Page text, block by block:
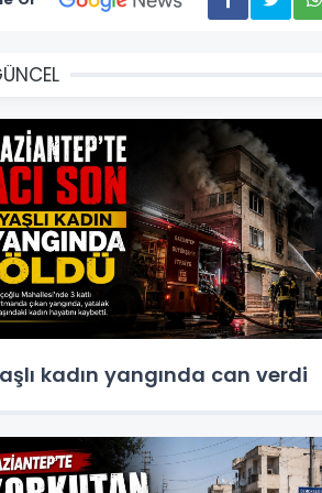
kadın yangında can verdi